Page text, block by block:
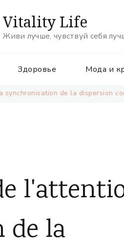
Vitality Life
Живи лучше, чувствуй себя
Здоровье Мода и
de la dispersion
de la